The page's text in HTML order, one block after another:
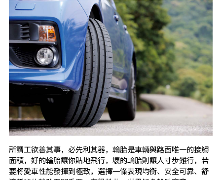
所謂工欲善其事，必先利其器，輪胎是車輛與路面唯一的接觸
面積，好的輪胎讓你貼地飛行，壞的輪胎則讓人寸步難行，若
要將愛車性能發揮到極致，選擇一條表現均衡、安全可靠、舒